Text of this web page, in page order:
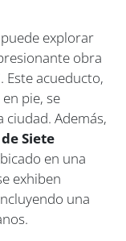
explorar
obra
Este acueducto,
pie, se
ciudad. Además,
Siete
en una
exhiben
una